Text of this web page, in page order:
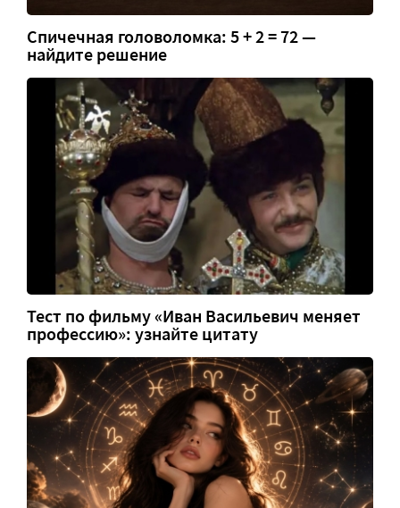
Спичечная головоломка: 5 + 2 = 72 —
найдите решение
Тест по фильму «Иван Васильевич меняет
профессию»: узнайте цитату